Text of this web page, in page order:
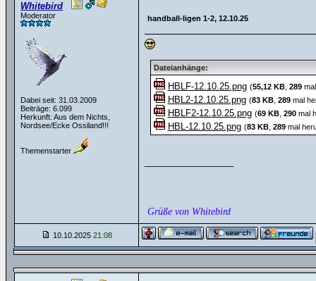
Whitebird
Moderator
Dabei seit: 31.03.2009
Beiträge: 6.099
Herkunft: Aus dem Nichts,
Nordsee/Ecke Ossiland!!!
Themenstarter
handball-ligen 1-2, 12.10.25
Dateianhänge:
HBLF-12.10.25.png (55,12 KB, 289mal
HBL2-12.10.25.png (83 KB, 289mal
HBLF2-12.10.25.png (69 KB, 290mal
HBL-12.10.25.png (83 KB, 289mal
Grüße von Whitebird
10.10.2025 21:08